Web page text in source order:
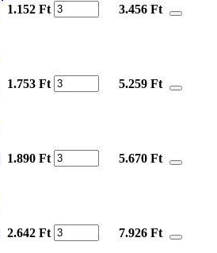
1.152 Ft 3.456 Ft
1.753 Ft 5.259 Ft
1.890 Ft 5.670 Ft
2.642 Ft 7.926 Ft